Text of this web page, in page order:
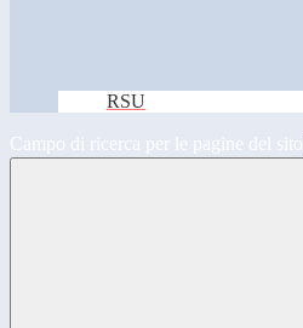
RSU
Campo di ricerca per le pagine del sito